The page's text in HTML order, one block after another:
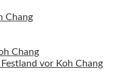
Chang
Chang
vor Koh Chang